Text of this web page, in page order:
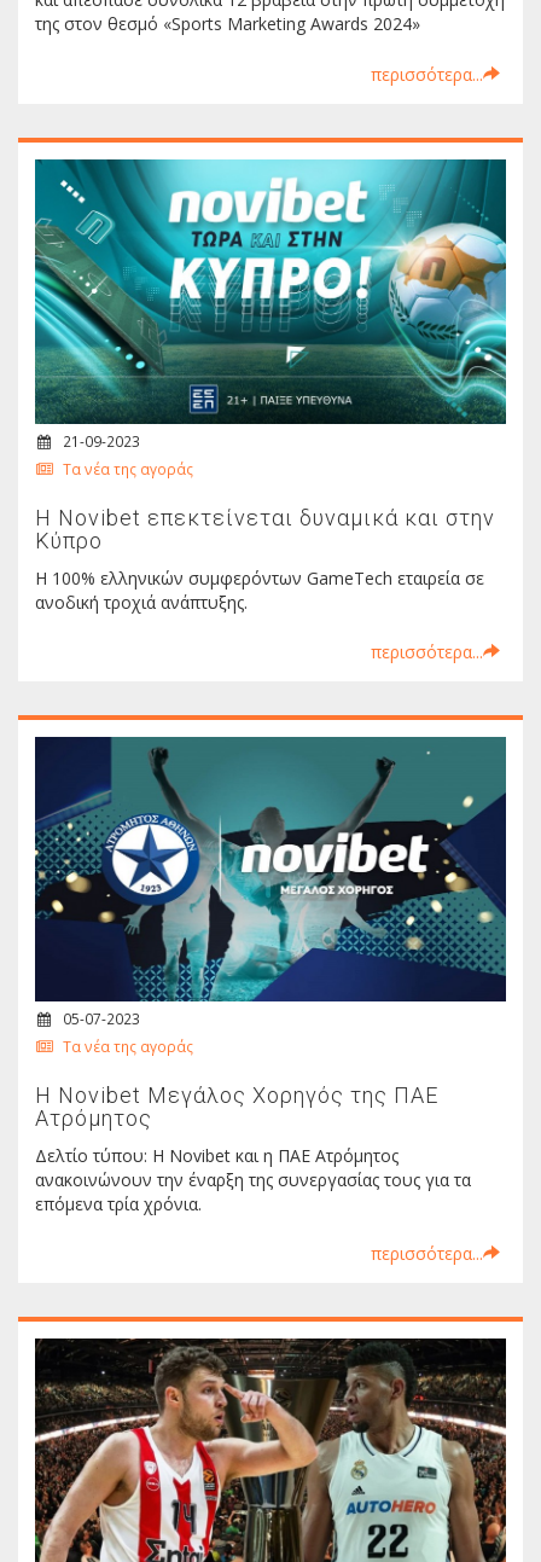
της στον θεσμό «Sports Marketing Awards 2024»
περισσότερα...
21-09-2023
Τα νέα της αγοράς
H Novibet επεκτείνεται δυναμικά και στην
Κύπρο
Η 100% ελληνικών συμφερόντων GameTech εταιρεία σε
ανοδική τροχιά ανάπτυξης.
περισσότερα...
05-07-2023
Τα νέα της αγοράς
Η Novibet Μεγάλος Χορηγός της ΠΑΕ
Ατρόμητος
Δελτίο τύπου: Η Novibet και η ΠΑΕ Ατρόμητος
ανακοινώνουν την έναρξη της συνεργασίας τους για τα
επόμενα τρία χρόνια.
περισσότερα...